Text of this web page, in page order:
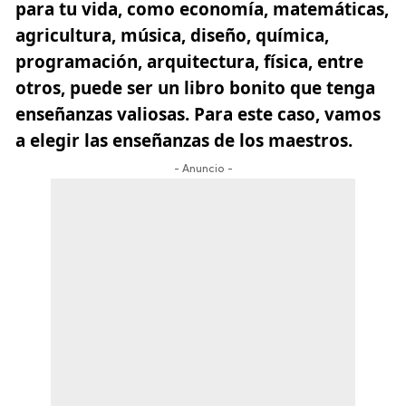
para tu vida, como economía, matemáticas,
agricultura, música, diseño, química,
programación, arquitectura, física, entre
otros, puede ser un libro bonito que tenga
enseñanzas valiosas. Para este caso, vamos
a elegir las enseñanzas de los maestros.
- Anuncio -